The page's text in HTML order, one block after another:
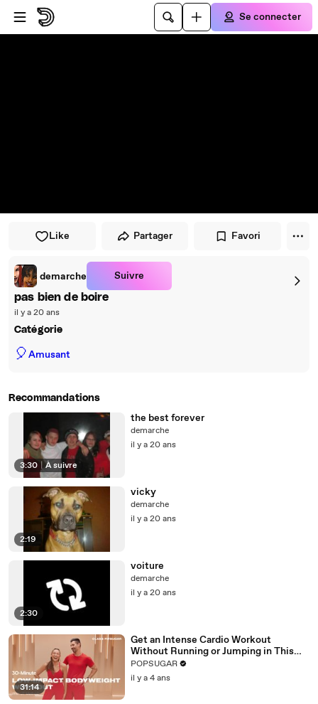
Passer au player
Passer au contenu principal
Se connecter
Like Partager Favori
demarche Suivre
pas bien de boire
il y a 20 ans
Catégorie
🎈Amusant
Recommandations
3:30 À suivre
the best forever
demarche
il y a 20 ans
2:19
vicky
demarche
il y a 20 ans
2:30
voiture
demarche
il y a 20 ans
31:14
Get an Intense Cardio Workout
Without Running or Jumping in This
30-Minute Routine
POPSUGAR
il y a 4 ans